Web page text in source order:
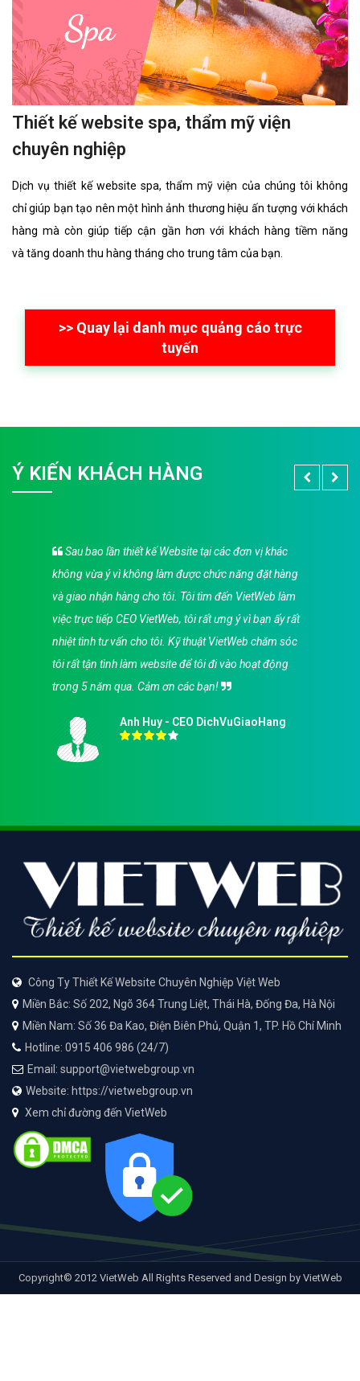
Thiết kế website spa, thẩm mỹ viện
chuyên nghiệp
Dịch vụ thiết kế website spa, thẩm mỹ viện của chúng tôi không
chỉ giúp bạn tạo nên một hình ảnh thương hiệu ấn tượng với khách
hàng mà còn giúp tiếp cận gần hơn với khách hàng tiềm năng
và tăng doanh thu hàng tháng cho trung tâm của bạn.
>> Quay lại danh mục quảng cáo trực
tuyến
Ý KIẾN KHÁCH HÀNG
Sau bao lần thiết kế Website tại các đơn vị khác
không vừa ý vì không làm được chức năng đặt hàng
và giao nhận hàng cho tôi. Tôi tìm đến VietWeb làm
việc trực tiếp CEO VietWeb, tôi rất ưng ý vì bạn ấy rất
nhiệt tình tư vấn cho tôi. Kỹ thuật VietWeb chăm sóc
tôi rất tận tình làm website để tôi đi vào hoạt động
trong 5 năm qua. Cảm ơn các bạn!
Anh Huy - CEO DichVuGiaoHang
Công Ty Thiết Kế Website Chuyên Nghiệp Việt Web
Miền Bắc: Số 202, Ngõ 364 Trung Liệt, Thái Hà, Đống Đa, Hà Nội
Miền Nam: Số 36 Đa Kao, Điện Biên Phủ, Quận 1, TP. Hồ Chí Minh
Hotline: 0915 406 986 (24/7)
Email: support@vietwebgroup.vn
Website: https://vietwebgroup.vn
Xem chỉ đường đến VietWeb
Copyright© 2012 VietWeb All Rights Reserved and Design by VietWeb